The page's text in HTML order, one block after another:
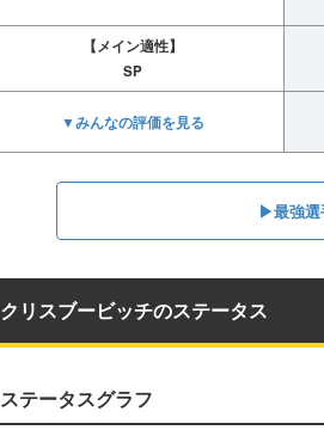
【メイン適性】
SP
▼みんなの評価を見る
▶︎最強選
クリスブービッチのステータス
ステータスグラフ